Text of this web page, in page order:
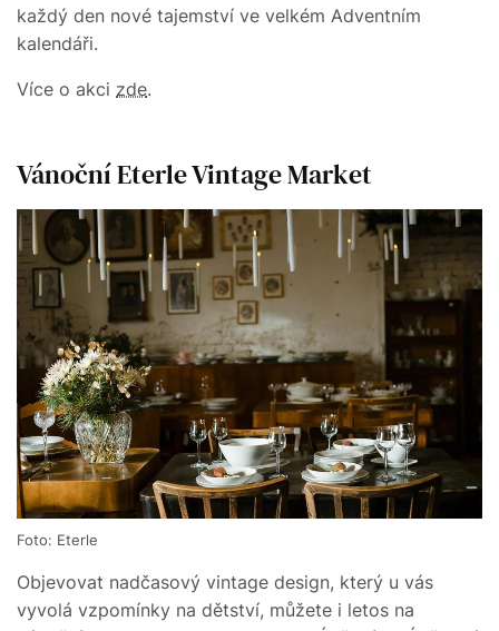
každý den nové tajemství ve velkém Adventním
kalendáři.
Více o akci zde.
Vánoční Eterle Vintage Market
Foto: Eterle
Objevovat nadčasový vintage design, který u vás
vyvolá vzpomínky na dětství, můžete i letos na